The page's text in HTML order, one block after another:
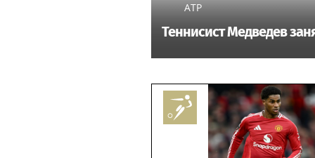
ATP
Теннисист Медведев